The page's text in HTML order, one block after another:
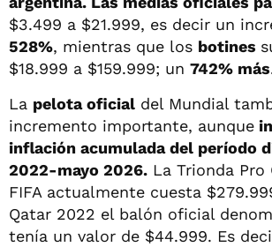
$3.499 a $21.999, es decir un
528%, mientras que los botines
$18.999 a $159.999; un 742% más
La pelota oficial del Mundial
incremento importante, aunque
inflación acumulada del período
2022-mayo 2026. La Trionda Pro
FIFA actualmente cuesta
Qatar 2022 el balón oficial
tenía un valor de $44.999. Es